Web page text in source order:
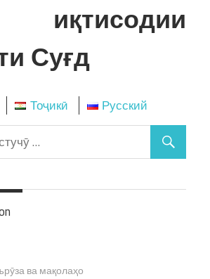
иқтисодии
Суғд
Тоҷикӣ Русский
ва мақолаҳо